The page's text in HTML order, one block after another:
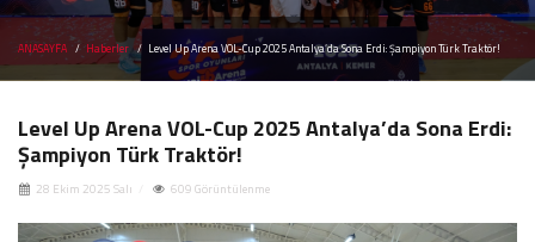
ANASAYFA Haberler Level Up Arena VOL-Cup 2025 Antalya’da Sona Erdi: Şampiyon Türk Traktör!
Level Up Arena VOL-Cup 2025 Antalya’da Sona Erdi:
Şampiyon Türk Traktör!
28 Ekim 2025 Salı 609 Görüntülenme